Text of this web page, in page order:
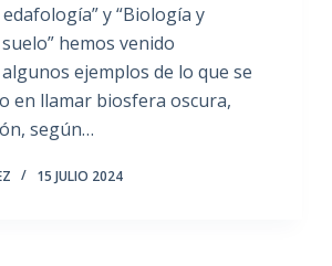
y “Biología y
hemos venido
ejemplos de lo que se
en llamar biosfera oscura,
según…
15 JULIO 2024